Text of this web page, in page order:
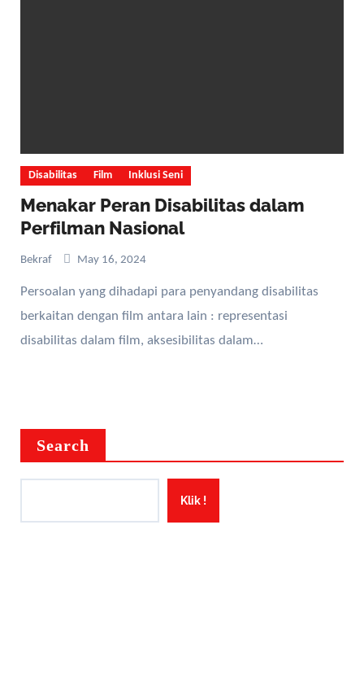
Disabilitas Film Inklusi Seni
Menakar Peran Disabilitas dalam
Perfilman Nasional
Bekraf May 16, 2024
Persoalan yang dihadapi para penyandang disabilitas
berkaitan dengan film antara lain : representasi
disabilitas dalam film, aksesibilitas dalam…
Search
Klik !